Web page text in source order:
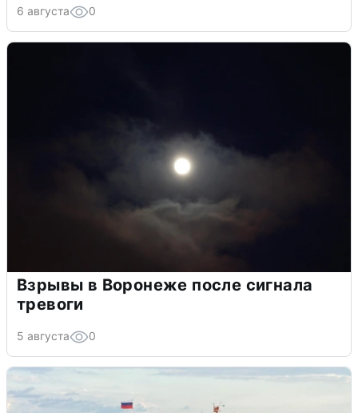
6 августа 0
Взрывы в Воронеже после сигнала
тревоги
5 августа 0